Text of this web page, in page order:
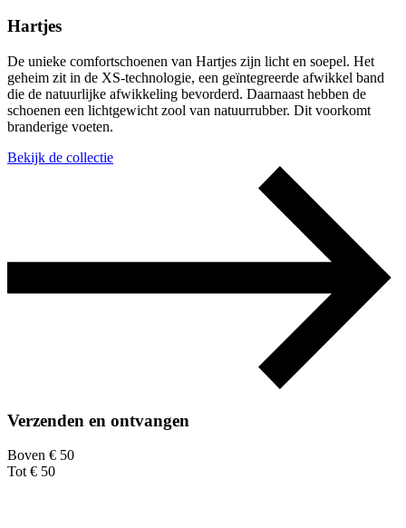
Hartjes
De unieke comfortschoenen van Hartjes zijn licht en soepel. Het
geheim zit in de XS-technologie, een geïntegreerde afwikkel band
die de natuurlijke afwikkeling bevorderd. Daarnaast hebben de
schoenen een lichtgewicht zool van natuurrubber. Dit voorkomt
branderige voeten.
Bekijk de collectie
Verzenden en ontvangen
Boven € 50
Tot € 50